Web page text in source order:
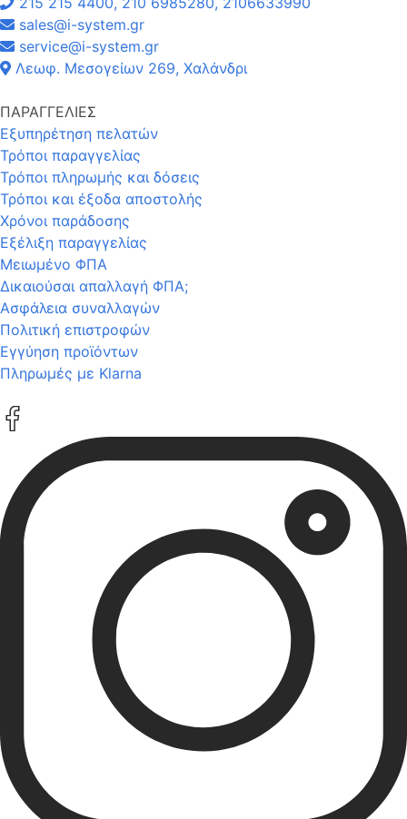
sales@i-system.gr
service@i-system.gr
Λεωφ. Μεσογείων 269, Χαλάνδρι
ΠΑΡΑΓΓΕΛΙΕΣ
Εξυπηρέτηση πελατών
Τρόποι παραγγελίας
Τρόποι πληρωμής και δόσεις
Τρόποι και έξοδα αποστολής
Χρόνοι παράδοσης
Εξέλιξη παραγγελίας
Μειωμένο ΦΠΑ
Δικαιούσαι απαλλαγή ΦΠΑ;
Ασφάλεια συναλλαγών
Πολιτική επιστροφών
Εγγύηση προϊόντων
Πληρωμές με Klarna